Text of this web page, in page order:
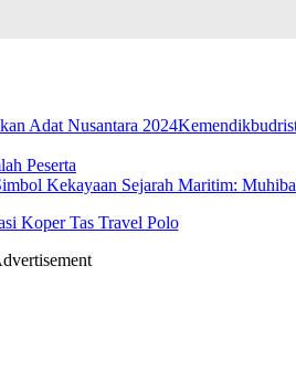
Peserta
Kekayaan Sejarah Maritim: